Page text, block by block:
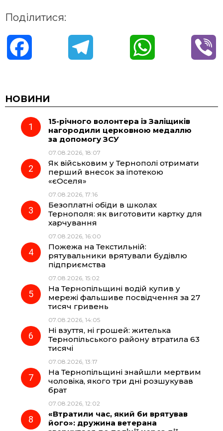
Поділитися:
c
e
o
k
e
g
r
a
m
t
A
НОВИНИ
15-річного волонтера із Заліщиків
нагородили церковною медаллю
за допомогу ЗСУ
07.08.2026, 18:07
Як військовим у Тернополі отримати
перший внесок за іпотекою
«єОселя»
07.08.2026, 17:16
Безоплатні обіди в школах
Тернополя: як виготовити картку для
харчування
07.08.2026, 16:00
Пожежа на Текстильній:
рятувальники врятували будівлю
підприємства
07.08.2026, 15:02
На Тернопільщині водій купив у
мережі фальшиве посвідчення за 27
тисяч гривень
07.08.2026, 14:05
Ні взуття, ні грошей: жителька
Тернопільського району втратила 63
тисячі
07.08.2026, 13:17
На Тернопільщині знайшли мертвим
чоловіка, якого три дні розшукував
брат
07.08.2026, 12:02
«Втратили час, який би врятував
його»: дружина ветерана